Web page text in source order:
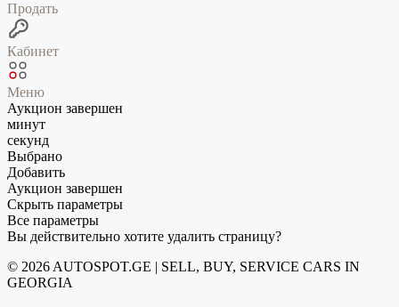
Продать
Кабинет
Меню
Аукцион завершен
минут
секунд
Выбрано
Добавить
Аукцион завершен
Скрыть параметры
Все параметры
Вы действительно хотите удалить страницу?
© 2026 AUTOSPOT.GE | SELL, BUY, SERVICE CARS IN
GEORGIA